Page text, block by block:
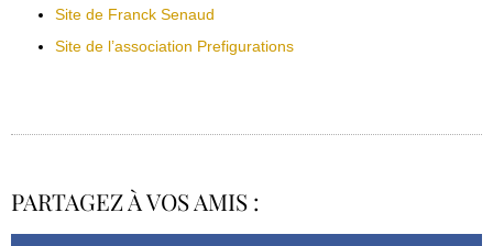
Site de Franck Senaud
Site de l’association Prefigurations
PARTAGEZ À VOS AMIS :